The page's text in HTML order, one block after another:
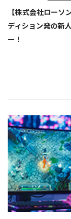
【株式会社ロー
ディション発の新
ー！